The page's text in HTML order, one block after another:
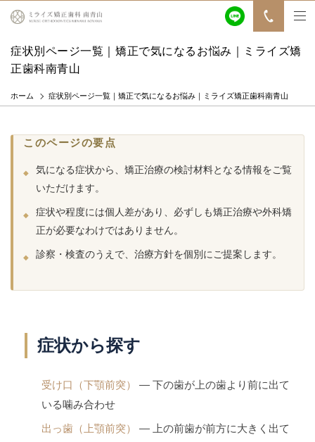
症状別ページ一覧｜矯正で気になるお悩み｜ミライズ矯
正歯科南青山
ホーム 症状別ページ一覧｜矯正で気になるお悩み｜ミライズ矯正歯科南青山
このページの要点
気になる症状から、矯正治療の検討材料となる情報をご覧
いただけます。
症状や程度には個人差があり、必ずしも矯正治療や外科矯
正が必要なわけではありません。
診察・検査のうえで、治療方針を個別にご提案します。
症状から探す
受け口（下顎前突）
— 下の歯が上の歯より前に出て
いる噛み合わせ
出っ歯（上顎前突）
— 上の前歯が前方に大きく出て